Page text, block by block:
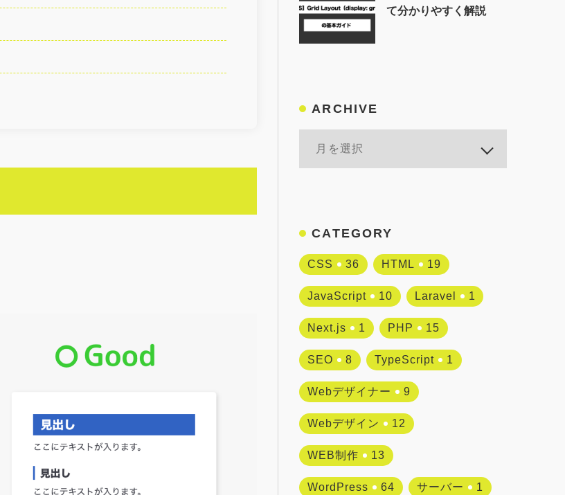
て分かりやすく解説
ARCHIVE
CATEGORY
CSS 36 HTML 19
JavaScript 10 Laravel 1
Next.js 1 PHP 15
SEO 8 TypeScript 1
Webデザイナー 9
Webデザイン 12
WEB制作 13
WordPress 64 サーバー 1